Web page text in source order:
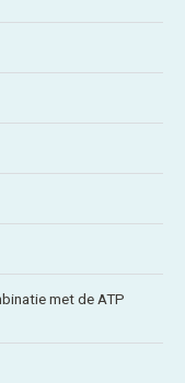
met de ATP